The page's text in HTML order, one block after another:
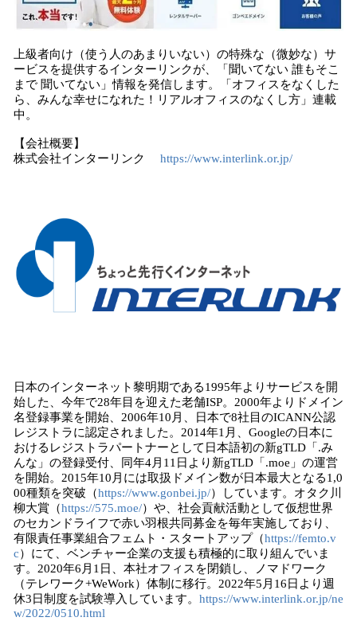
上級者向け（使う人のあまりいない）の特殊な（微妙な）サ
ービスを提供するインターリンクが、「聞いてない 誰もそこ
まで 聞いてない」情報を発信します。「オフィスをなくした
ら、みんな幸せになれた！リアルオフィスのなくし方」連載
中。
【会社概要】
株式会社インターリンク https://www.interlink.or.jp/
日本のインターネット黎明期である1995年よりサービスを開
始した、今年で28年目を迎えた老舗ISP。2000年よりドメイン
名登録事業を開始、2006年10月、日本で8社目のICANN公認
レジストラに認定されました。2014年1月、Googleの日本に
おけるレジストラパートナーとして日本語初の新gTLD「.み
んな」の登録受付、同年4月11日より新gTLD「.moe」の運営
を開始。2015年10月には取扱ドメイン数が日本最大となる1,0
00種類を突破（https://www.gonbei.jp/）しています。オタク川
柳大賞（https://575.moe/）や、社会貢献活動として仮想世界
のセカンドライフで赤い羽根共同募金を毎年実施しており、
有限責任事業組合フェムト・スタートアップ（https://femto.v
c）にて、ベンチャー企業の支援も積極的に取り組んでいま
す。2020年6月1日、本社オフィスを閉鎖し、ノマドワーク
（テレワーク+WeWork）体制に移行。2022年5月16日より週
休3日制度を試験導入しています。 https://www.interlink.or.jp/ne
w/2022/0510.html